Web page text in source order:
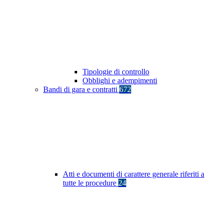
Tipologie di controllo
Obblighi e adempimenti
Bandi di gara e contratti 672
Atti e documenti di carattere generale riferiti a
tutte le procedure 24